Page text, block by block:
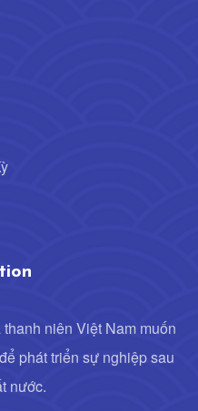
niên Việt Nam muốn
phát triển sự nghiệp sau
nước.